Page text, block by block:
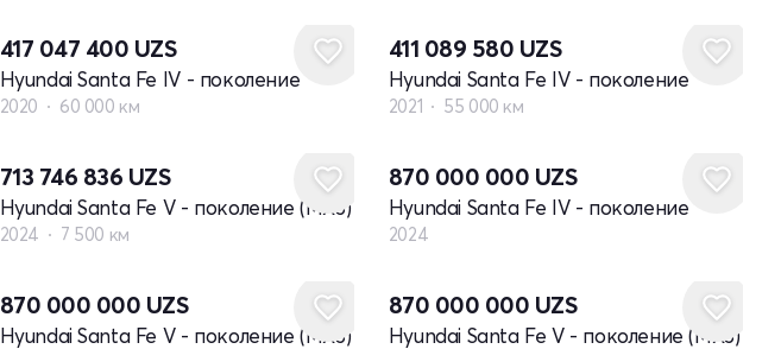
417 047 400 UZS
Hyundai Santa Fe IV - поколение
2020 60 000 км
411 089 580 UZS
Hyundai Santa Fe IV - поколение
2021 55 000 км
713 746 836 UZS
Hyundai Santa Fe V - поколение (MX5)
2024 7 500 км
870 000 000 UZS
Hyundai Santa Fe IV - поколение
2024
870 000 000 UZS
Hyundai Santa Fe V - поколение (MX5)
870 000 000 UZS
Hyundai Santa Fe V - поколение (MX5)